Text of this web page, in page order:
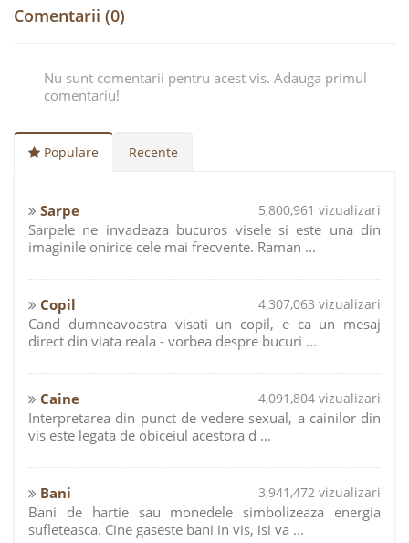
Comentarii (0)
Nu sunt comentarii pentru acest vis. Adauga primul
comentariu!
Populare Recente
Sarpe 5,800,961 vizualizari
Sarpele ne invadeaza bucuros visele si este una din
imaginile onirice cele mai frecvente. Raman ...
Copil 4,307,063 vizualizari
Cand dumneavoastra visati un copil, e ca un mesaj
direct din viata reala - vorbea despre bucuri ...
Caine 4,091,804 vizualizari
Interpretarea din punct de vedere sexual, a cainilor din
vis este legata de obiceiul acestora d ...
Bani 3,941,472 vizualizari
Bani de hartie sau monedele simbolizeaza energia
sufleteasca. Cine gaseste bani in vis, isi va ...